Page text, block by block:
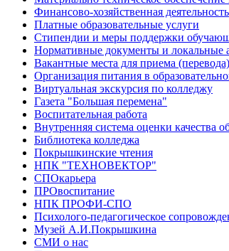
Финансово-хозяйственная деятельность
Платные образовательные услуги
Стипендии и меры поддержки
Нормативные документы и локальные
Вакантные места для приема
Организация питания в
Виртуальная экскурсия по колледжу
Газета "Большая перемена"
Воспитательная работа
Внутренняя система оценки качества
Библиотека колледжа
Покрышкинские чтения
НПК "ТЕХНОВЕКТОР"
СПОкарьера
ПРОвоспитание
НПК ПРОФИ-СПО
Психолого-педагогическое
Музей А.И.Покрышкина
СМИ о нас